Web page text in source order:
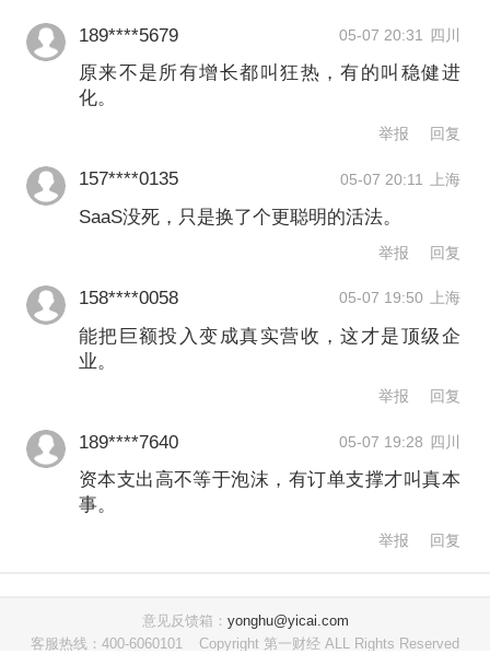
的总成本令人瞠目结舌，但分析师表示
正看到投资向营收的转化。杰富瑞的报
告写道：“资本支出虽在攀升，但投资回
报率（ROI）已通过约2万亿美元的待执
行订单和加速增长的云业务得到证实。
尽管进行了AI投资，云巨头的利润率杠
杆依然稳健，这彰显了其结构性的运营
支出纪律。”
此外，投行BMO资本市场分析师皮茨
（Brian Pitz）评价谷歌的变现能力时
称：“待执行订单支撑了资本支出的‘超级
周期’。谷歌的订单额环比几乎翻番，同
（GCP）的核心合同，谷歌预计其中超
189****5679 05-07 20:31 四川
原来不是所有增长都叫狂热，有的叫稳健进
化。
举报 回复
157****0135 05-07 20:11 上海
SaaS没死，只是换了个更聪明的活法。
举报 回复
158****0058 05-07 19:50 上海
能把巨额投入变成真实营收，这才是顶级企
业。
举报 回复
189****7640 05-07 19:28 四川
资本支出高不等于泡沫，有订单支撑才叫真本
事。
举报 回复
意见反馈箱： yonghu@yicai.com
客服热线：400-6060101
Copyright 第一财经 ALL Rights Reserved